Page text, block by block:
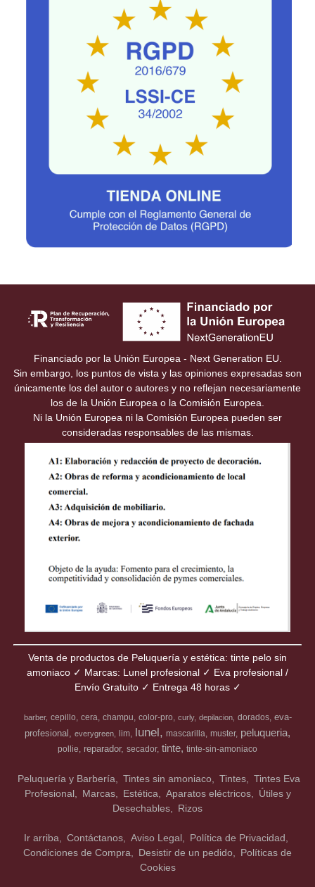
Financiado por la Unión Europea - Next Generation EU.
Sin embargo, los puntos de vista y las opiniones expresadas son
únicamente los del autor o autores y no reflejan necesariamente
los de la Unión Europea o la Comisión Europea.
Ni la Unión Europea ni la Comisión Europea pueden ser
consideradas responsables de las mismas.
Venta de productos de Peluquería y estética: tinte pelo sin
amoniaco ✓ Marcas: Lunel profesional ✓ Eva profesional /
Envío Gratuito ✓ Entrega 48 horas ✓
barber cepillo cera champu color-pro curly depilacion dorados eva-
profesional
everygreen lim lunel mascarilla muster peluqueria
pollie reparador secador tinte tinte-sin-amoniaco
Peluquería y Barbería Tintes sin amoniaco Tintes
Tintes Eva
Profesional
Marcas Estética Aparatos eléctricos
Útiles y
Desechables
Rizos
Ir arriba Contáctanos Aviso Legal
Política de Privacidad
Condiciones de Compra
Desistir de un pedido
Políticas de
Cookies